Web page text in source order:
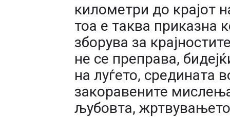
километри до крајот
тоа е таква приказна
зборува за
не се преправа,
на луѓето, средината
закоравените
љубовта,